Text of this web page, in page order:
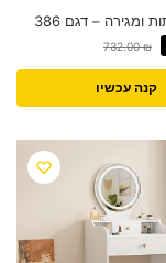
732.00₪
קנה עכשיו